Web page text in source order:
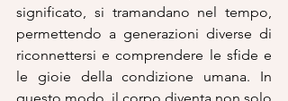
significato, si tramandano nel tempo,
permettendo a generazioni diverse di
riconnettersi e comprendere le sfide e
le gioie della condizione umana. In